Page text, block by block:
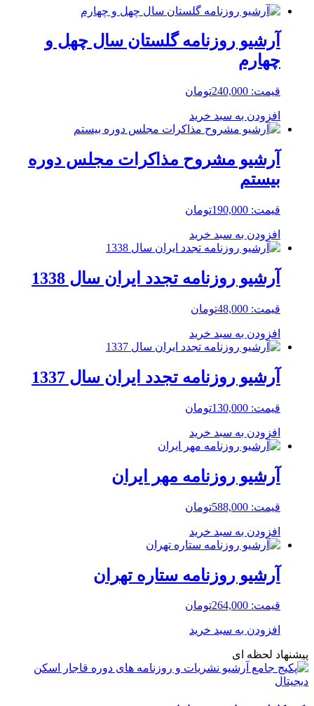
آرشیو روزنامه گلستان سال چهل و
چهارم
قیمت: 240,000تومان
افزودن به سبد خرید
آرشیو مشروح مذاکرات مجلس دوره
بیستم
قیمت: 190,000تومان
افزودن به سبد خرید
آرشیو روزنامه تجدد ایران سال 1338
قیمت: 48,000تومان
افزودن به سبد خرید
آرشیو روزنامه تجدد ایران سال 1337
قیمت: 130,000تومان
افزودن به سبد خرید
آرشیو روزنامه مهر ایران
قیمت: 588,000تومان
افزودن به سبد خرید
آرشیو روزنامه ستاره تهران
قیمت: 264,000تومان
افزودن به سبد خرید
پیشنهاد لحظه ای